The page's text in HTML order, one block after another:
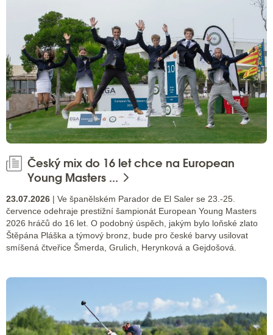
Český mix do 16 let chce na European
Young Masters ...
23.07.2026 | Ve španělském Parador de El Saler se 23.-25.
července odehraje prestižní šampionát European Young Masters
2026 hráčů do 16 let. O podobný úspěch, jakým bylo loňské zlato
Štěpána Pláška a týmový bronz, bude pro české barvy usilovat
smíšená čtveřice Šmerda, Grulich, Herynková a Gejdošová.